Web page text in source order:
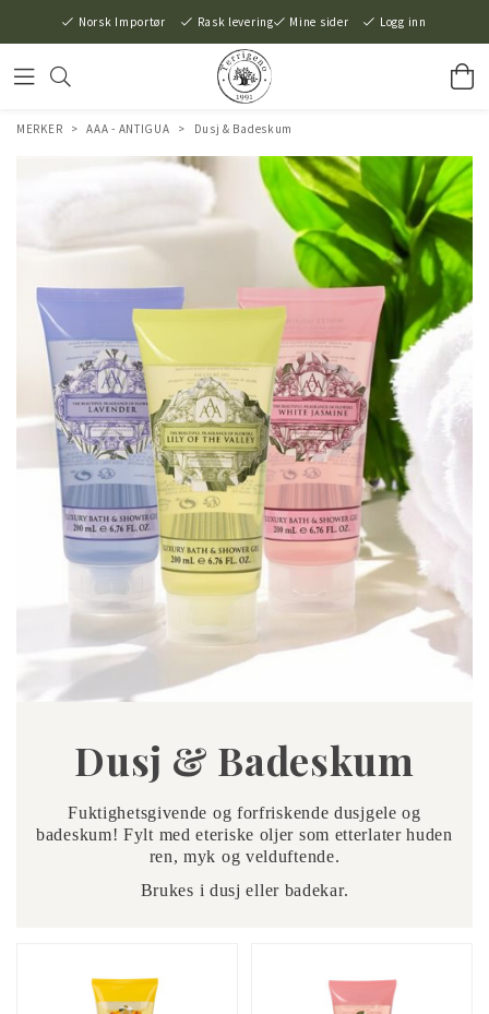
Norsk Importør Rask levering Mine sider Logg inn
MERKER > AAA - ANTIGUA > Dusj & Badeskum
Dusj & Badeskum
Fuktighetsgivende og forfriskende dusjgele og
badeskum! Fylt med eteriske oljer som etterlater huden
ren, myk og velduftende.
Brukes i dusj eller badekar.